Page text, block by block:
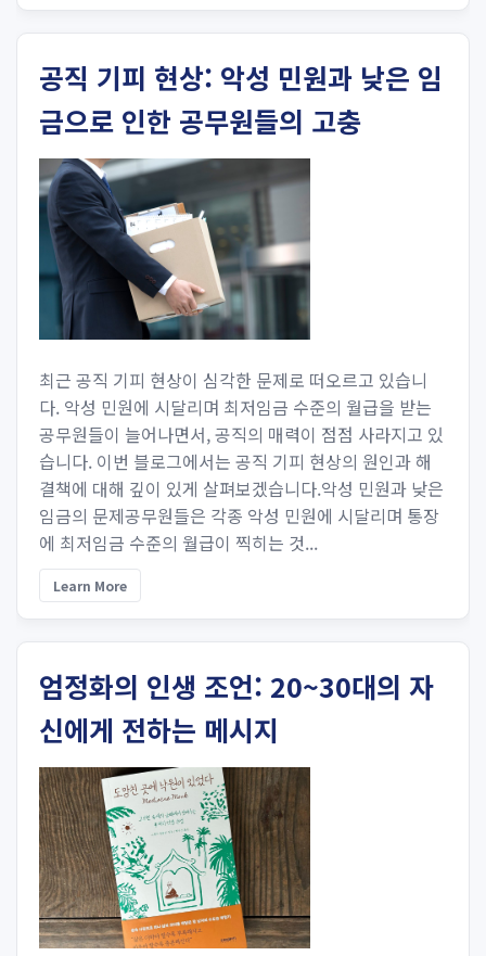
공직 기피 현상: 악성 민원과 낮은 임
금으로 인한 공무원들의 고충
최근 공직 기피 현상이 심각한 문제로 떠오르고 있습니
다. 악성 민원에 시달리며 최저임금 수준의 월급을 받는
공무원들이 늘어나면서, 공직의 매력이 점점 사라지고 있
습니다. 이번 블로그에서는 공직 기피 현상의 원인과 해
결책에 대해 깊이 있게 살펴보겠습니다.악성 민원과 낮은
임금의 문제공무원들은 각종 악성 민원에 시달리며 통장
에 최저임금 수준의 월급이 찍히는 것...
Learn More
엄정화의 인생 조언: 20~30대의 자
신에게 전하는 메시지